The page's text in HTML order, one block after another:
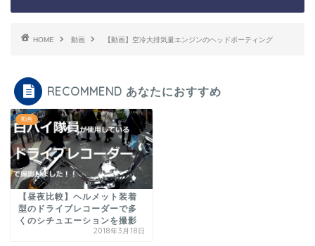
HOME 動画 【動画】空冷大排気量エンジンのヘッドポーティング
RECOMMEND あなたにおすすめ
動画
【昼夜比較】ヘルメット装着
型のドライブレコーダーで多
くのシチュエーションを撮影
2018年3月18日